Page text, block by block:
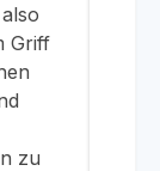
Griff
zu